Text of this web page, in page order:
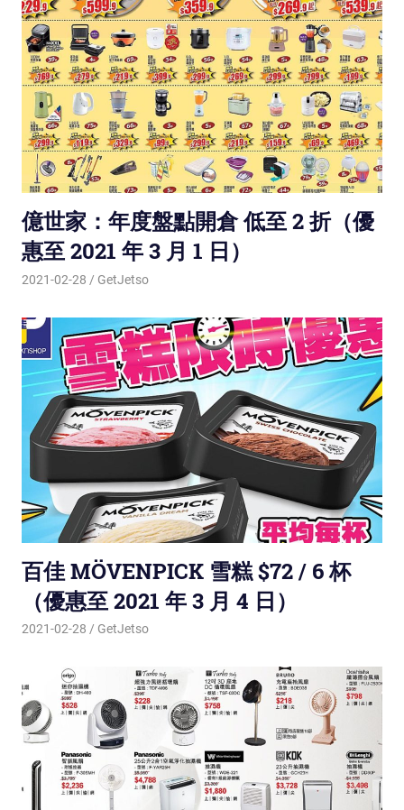
億世家：年度盤點開倉 低至 2 折（優
惠至 2021 年 3 月 1 日）
2021-02-28 GetJetso
百佳 MÖVENPICK 雪糕 $72 / 6 杯
（優惠至 2021 年 3 月 4 日）
2021-02-28 GetJetso